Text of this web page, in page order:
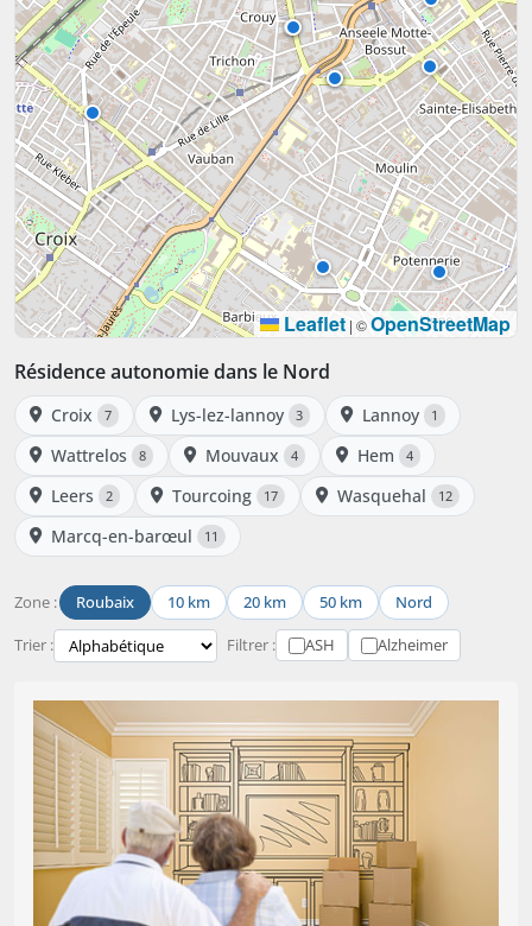
Leaflet | ©OpenStreetMap
Résidence autonomie dans le Nord
Croix 7 Lys-lez-lannoy 3 Lannoy 1
Wattrelos 8 Mouvaux 4 Hem 4
Leers 2 Tourcoing 17 Wasquehal 12
Marcq-en-barœul 11
Zone : Roubaix 10 km 20 km 50 km Nord
Trier : Filtrer : ASH Alzheimer